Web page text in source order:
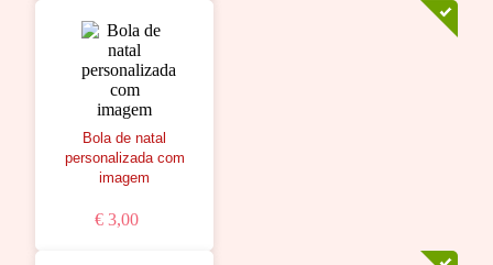
Bola de natal
personalizada com
imagem
€ 3,00